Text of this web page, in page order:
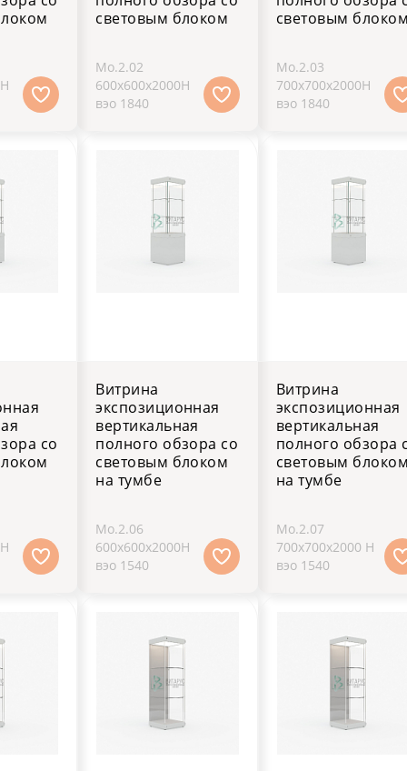
световым блоком
Мо.2.02
600х600х2000H
вэо 1840
световым
Мо.2.03
700х700х2000H
вэо 1840
со
Витрина
экспозиционная
вертикальная
полного обзора со
световым блоком
на тумбе
Мо.2.06
600х600х2000H
вэо 1540
Витрина
экспозиционная
вертикальная
полного обзора
световым
на тумбе
Мо.2.07
700х700х2000 H
вэо 1540